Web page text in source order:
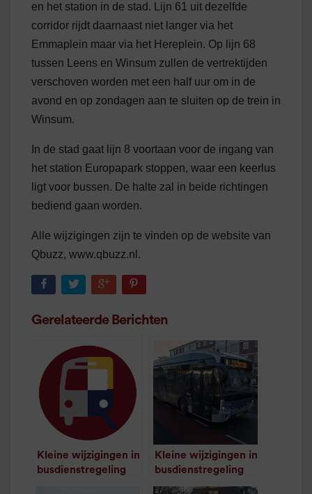
en het station in de stad. Lijn 61 uit dezelfde
corridor rijdt daarnaast niet langer via het
Emmaplein maar via het Hereplein. Op lijn 68
tussen Leens en Winsum zullen de vertrektijden
verschoven worden met een half uur om in de
avond en op zondagen aan te sluiten op de trein in
Winsum.
In de stad gaat lijn 8 voortaan voor de ingang van
het station Europapark stoppen, waar een keerlus
ligt voor bussen. De halte zal in beide richtingen
bediend gaan worden.
Alle wijzigingen zijn te vinden op de website van
Qbuzz, www.qbuzz.nl.
Gerelateerde Berichten
Kleine wijzigingen in
busdienstregeling
Kleine wijzigingen in
busdienstregeling
/1minuut leestijd